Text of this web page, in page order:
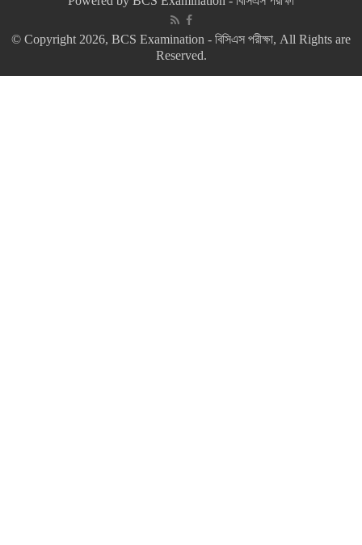
© Copyright 2026, BCS Examination - বিসিএস পরীক্ষা, All Rights are
Reserved.